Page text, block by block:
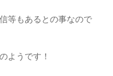
等もあるとの事なので
ようです！